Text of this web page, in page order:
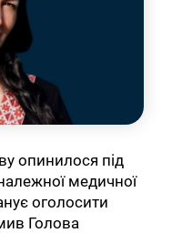
опинилося під
медичної
оголосити
Голова